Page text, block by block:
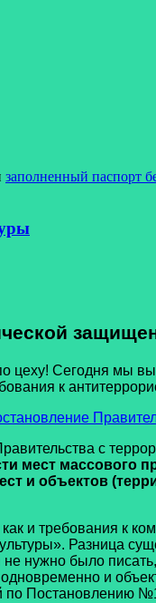
заполненный паспорт
цеху! Сегодня мы
к
с
мест
и объектов
требования к
Разница
нужно было
и
Постановлению